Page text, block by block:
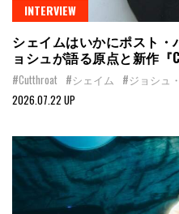
INTERVIEW
シェイムはいかにポスト
ョシュが語る原点と新作『
#Cutthroat #シェイム
#ジョシュ
2026.07.22 UP